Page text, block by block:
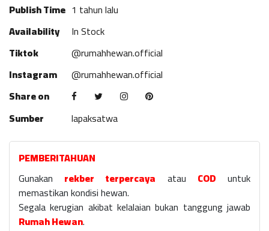
Publish Time 1 tahun lalu
Availability
In Stock
Tiktok
@rumahhewan.official
Instagram
@rumahhewan.official
Share on
Sumber
lapaksatwa
PEMBERITAHUAN
Gunakan rekber terpercaya atau COD untuk
memastikan kondisi hewan.
Segala kerugian akibat kelalaian bukan tanggung jawab
Rumah Hewan.